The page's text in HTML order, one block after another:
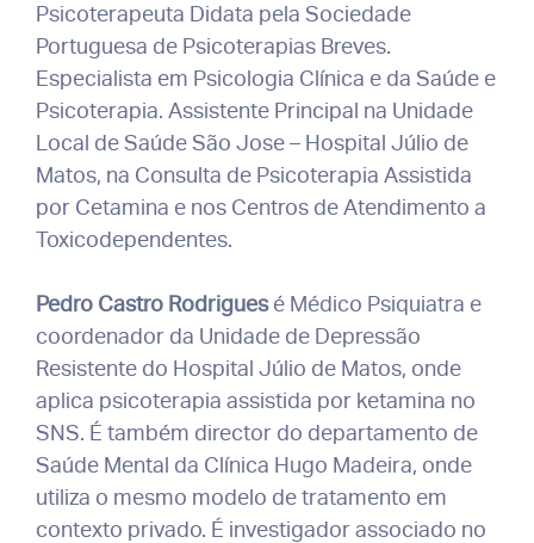
Psicoterapeuta Didata pela Sociedade
Portuguesa de Psicoterapias Breves.
Especialista em Psicologia Clínica e da Saúde e
Psicoterapia. Assistente Principal na Unidade
Local de Saúde São Jose – Hospital Júlio de
Matos, na Consulta de Psicoterapia Assistida
por Cetamina e nos Centros de Atendimento a
Toxicodependentes.
Pedro Castro Rodriguesé Médico Psiquiatra e
coordenador da Unidade de Depressão
Resistente do Hospital Júlio de Matos, onde
aplica psicoterapia assistida por ketamina no
SNS. É também director do departamento de
Saúde Mental da Clínica Hugo Madeira, onde
utiliza o mesmo modelo de tratamento em
contexto privado. É investigador associado no